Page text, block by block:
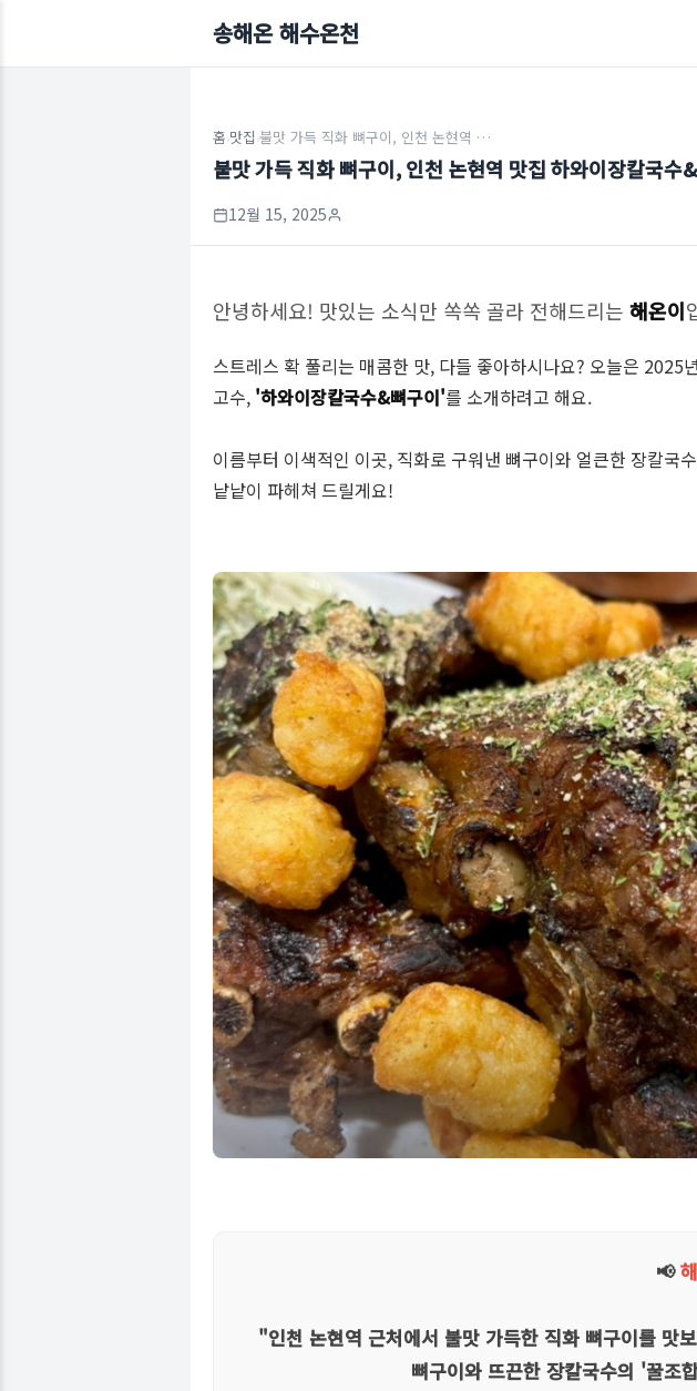
송해온 해수온천
홈›맛집› 불맛 가득 직화 뼈구이, 인천 논현역 맛집 하와이장칼국수&뼈구이(주차 무료)
불맛 가득 직화 뼈구이, 인천 논현역 맛집 하와이장칼국수
12월 15, 2025
안녕하세요! 맛있는 소식만 쏙쏙 골라 전해드리는 해온이
스트레스 확 풀리는 매콤한 맛, 다들 좋아하시나요? 오늘은 2025
고수, '하와이장칼국수&뼈구이'를 소개하려고 해요.
이름부터 이색적인 이곳, 직화로 구워낸 뼈구이와 얼큰한 장칼국
낱낱이 파헤쳐 드릴게요!
📢
"인천 논현역 근처에서 불맛 가득한 직화 뼈구이를 맛
뼈구이와 뜨끈한 장칼국수의 '꿀조